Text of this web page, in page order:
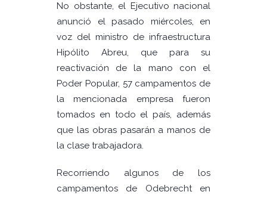
No obstante, el Ejecutivo nacional
anunció el pasado miércoles, en
voz del ministro de infraestructura
Hipólito Abreu, que para su
reactivación de la mano con el
Poder Popular, 57 campamentos de
la mencionada empresa fueron
tomados en todo el país, además
que las obras pasarán a manos de
la clase trabajadora.
Recorriendo algunos de los
campamentos de Odebrecht en